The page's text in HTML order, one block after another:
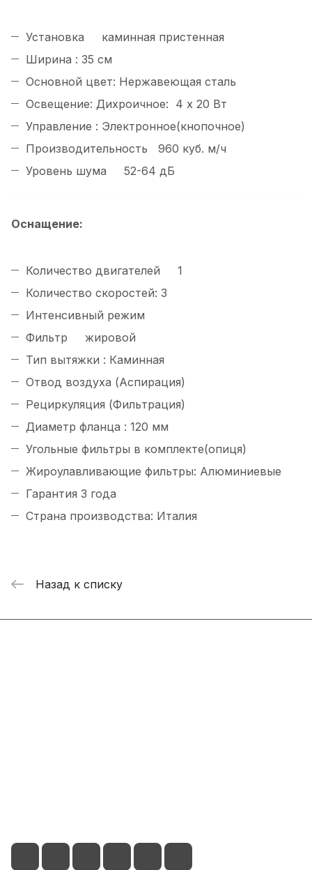
Установка каминная пристенная
Ширина : 35 см
Основной цвет: Нержавеющая сталь
Освещение: Дихроичное: 4 х 20 Вт
Управление : Электронное(кнопочное)
Производительность 960 куб. м/ч
Уровень шума 52-64 дБ
Оснащение:
Количество двигателей 1
Количество скоростей: 3
Интенсивный режим
Фильтр жировой
Тип вытяжки : Каминная
Отвод воздуха (Аспирация)
Рециркуляция (Фильтрация)
Диаметр фланца : 120 мм
Угольные фильтры в комплекте(опиця)
Жироулавливающие фильтры: Алюминиевые
Гарантия 3 года
Страна производства: Италия
Назад к списку